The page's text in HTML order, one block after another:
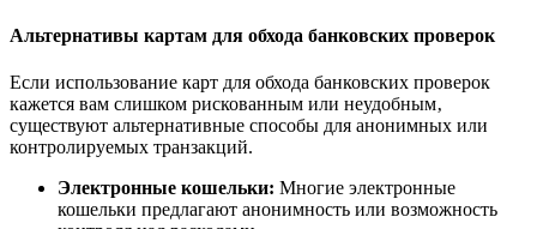
Альтернативы картам для обхода банковских проверок
Если использование карт для обхода банковских проверок
кажется вам слишком рискованным или неудобным‚
существуют альтернативные способы для анонимных или
контролируемых транзакций.
Электронные кошельки: Многие электронные
кошельки предлагают анонимность или возможность